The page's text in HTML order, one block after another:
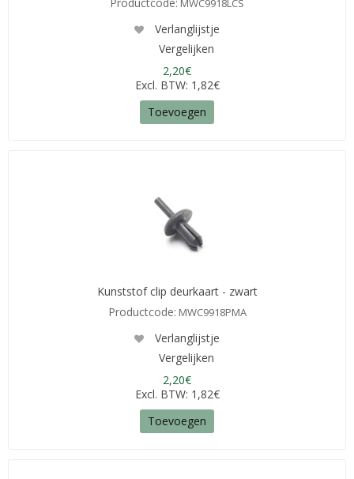
MWC9918LCS
Verlanglijstje
Vergelijken
2,20€
Excl. BTW: 1,82€
Toevoegen
Kunststof clip deurkaart - zwart
Productcode: MWC9918PMA
Verlanglijstje
Vergelijken
2,20€
Excl. BTW: 1,82€
Toevoegen